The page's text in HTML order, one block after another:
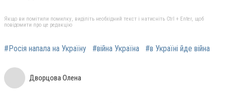
Якщо ви помітили помилку, виділіть необхідний текст і натисніть Ctrl + Enter, щоб
повідомити про це редакцію
#Росія напала на Україну #війна Україна #в Україні йде війна
Дворцова Олена